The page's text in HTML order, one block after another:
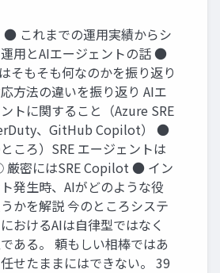
● これまでの運用実績からシ
用とAIエージェントの話 ●
そもそも何なのかを振り返り
方法の違いを振り返り AIエ
トに関すること（Azure SRE
、GitHub Copilot） ●
ところ）SRE エージェントは
厳密にはSRE Copilot ● イン
発生時、AIがどのような役
かを解説 今のところシステ
おけるAIは自律型ではなく
ある。 頼もしい相棒ではあ
せたままにはできない。 39